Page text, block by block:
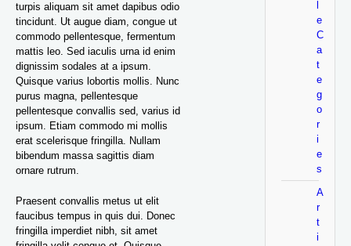
turpis aliquam sit amet dapibus odio
tincidunt. Ut augue diam, congue ut
commodo pellentesque, fermentum
mattis leo. Sed iaculis urna id enim
dignissim sodales at a ipsum.
Quisque varius lobortis mollis. Nunc
purus magna, pellentesque
pellentesque convallis sed, varius id
ipsum. Etiam commodo mi mollis
erat scelerisque fringilla. Nullam
bibendum massa sagittis diam
ornare rutrum.
Praesent convallis metus ut elit
faucibus tempus in quis dui. Donec
fringilla imperdiet nibh, sit amet
e
C
a
t
e
g
o
r
i
e
s
A
r
t
i